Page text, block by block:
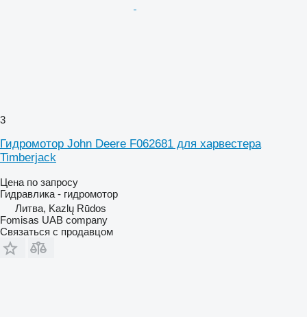
3
Гидромотор John Deere F062681 для харвестера
Timberjack
Цена по запросу
Гидравлика - гидромотор
Литва, Kazlų Rūdos
Fomisas UAB company
Связаться с продавцом